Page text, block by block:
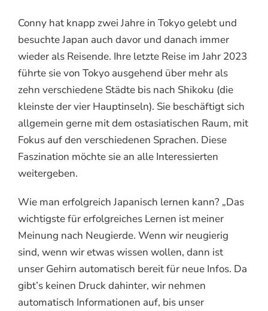
Conny hat knapp zwei Jahre in Tokyo gelebt und
besuchte Japan auch davor und danach immer
wieder als Reisende. Ihre letzte Reise im Jahr 2023
führte sie von Tokyo ausgehend über mehr als
zehn verschiedene Städte bis nach Shikoku (die
kleinste der vier Hauptinseln). Sie beschäftigt sich
allgemein gerne mit dem ostasiatischen Raum, mit
Fokus auf den verschiedenen Sprachen. Diese
Faszination möchte sie an alle Interessierten
weitergeben.
Wie man erfolgreich Japanisch lernen kann? „Das
wichtigste für erfolgreiches Lernen ist meiner
Meinung nach Neugierde. Wenn wir neugierig
sind, wenn wir etwas wissen wollen, dann ist
unser Gehirn automatisch bereit für neue Infos. Da
gibt’s keinen Druck dahinter, wir nehmen
automatisch Informationen auf, bis unser